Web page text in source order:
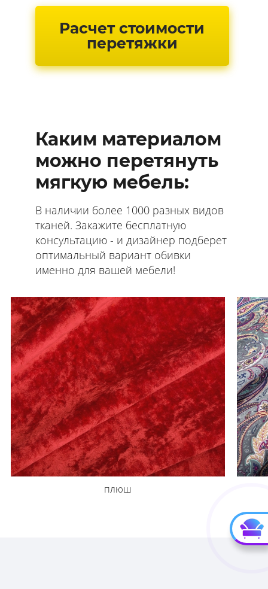
Расчет стоимости
перетяжки
Каким материалом
можно перетянуть
мягкую мебель:
В наличии более 1000 разных видов
тканей. Закажите бесплатную
консультацию - и дизайнер подберет
оптимальный вариант обивки
именно для вашей мебели!
плюш